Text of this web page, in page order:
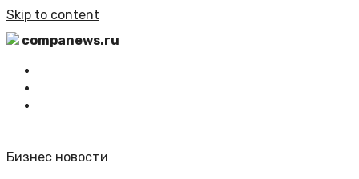
Skip to content
companews.ru
Бизнес новости